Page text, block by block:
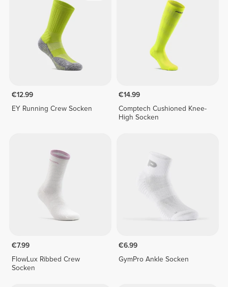
€12.99
EY Running Crew Socken
€14.99
Comptech Cushioned Knee-
High Socken
€7.99
FlowLux Ribbed Crew
Socken
€6.99
GymPro Ankle Socken